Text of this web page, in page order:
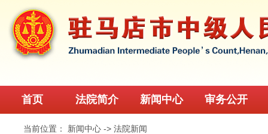
首页 法院简介 新闻中心 审务公开
当前位置： 新闻中心 ->法院新闻